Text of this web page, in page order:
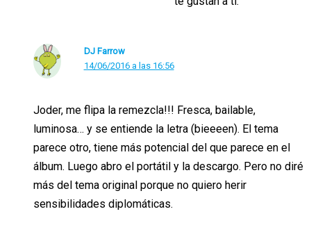
DJ Farrow
14/06/2016 a las 16:56
Joder, me flipa la remezcla!!! Fresca, bailable,
luminosa… y se entiende la letra (bieeeen). El tema
parece otro, tiene más potencial del que parece en el
álbum. Luego abro el portátil y la descargo. Pero no diré
más del tema original porque no quiero herir
sensibilidades diplomáticas.